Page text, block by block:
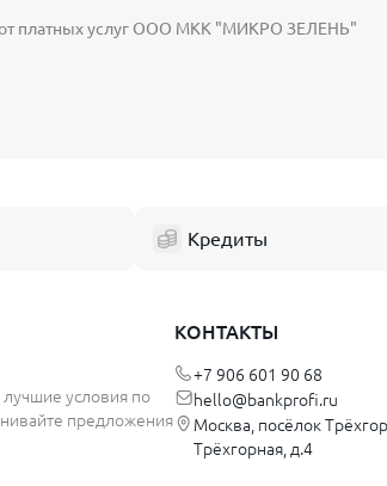
от платных услуг ООО МКК "МИКРО ЗЕЛЕНЬ"
Кредиты
условия по
предложения
КОНТАКТЫ
+7 906 601 90 68
hello@bankprofi.ru
Москва, посёлок
Трёхгорная, д.4